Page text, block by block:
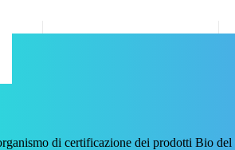
di certificazione dei prodotti Bio